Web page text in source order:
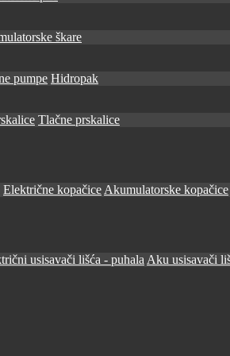
škare
pumpe Hidropak
Tlačne prskalice
Električne kopačice Akumulatorske kopačice
usisavači lišća - puhala Aku usisavači